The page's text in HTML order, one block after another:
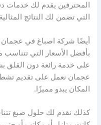
المحترفين يقدم لك خدمات
التي تضمن لك النتائج
أيضًا شركة اصباغ في
بأفضل الأسعار التي
على خدمة رائعة دون القلق
عجمان نعمل على تقديم
المكان يبدو مميزًا.
كذلك نقدم لك حلول صبغ